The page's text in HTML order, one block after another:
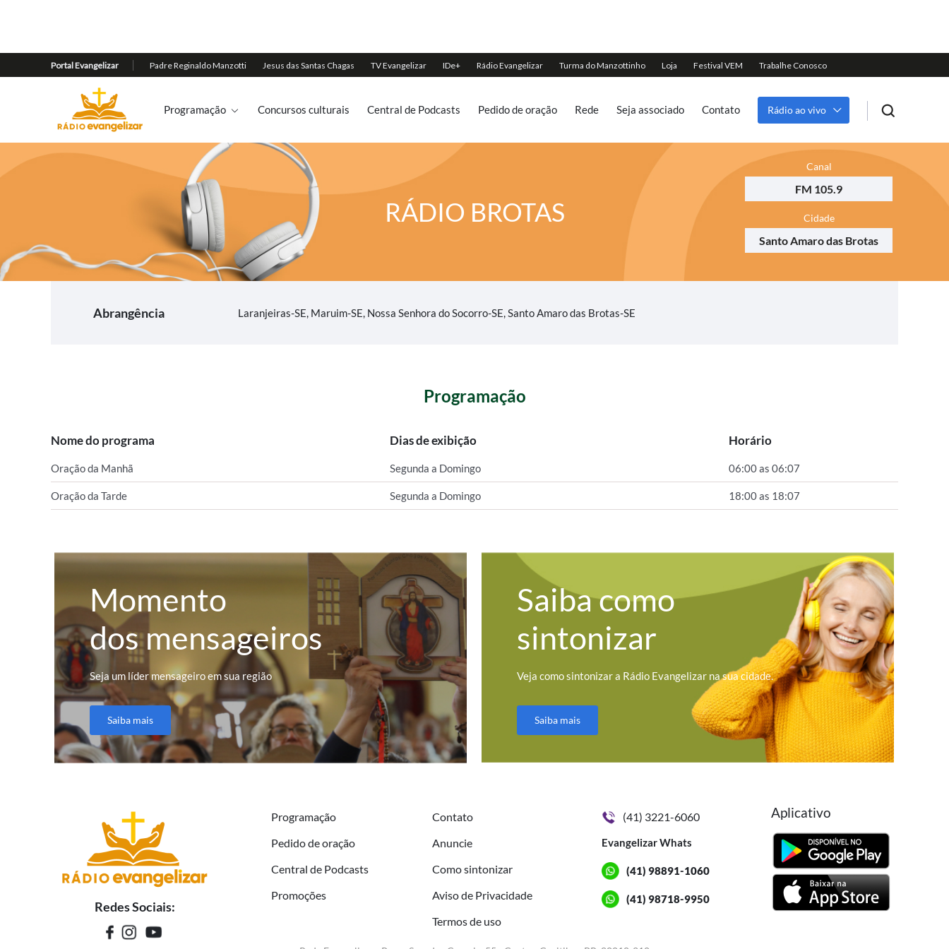
Programação Concursos culturais Central de Podcasts Pedido de oração Rede Seja associado Contato Rádio ao vivo
RÁDIO BROTAS
Canal
FM 105.9
Cidade
Santo Amaro das Brotas
Abrangência Laranjeiras-SE, Maruim-SE, Nossa Senhora do Socorro-SE, Santo Amaro das Brotas-SE
Programação
Nome do programa Dias de exibição Horário
Oração da Manhã Segunda a Domingo 06:00 as 06:07
Oração da Tarde Segunda a Domingo 18:00 as 18:07
Momento
dos mensageiros
Seja um líder mensageiro em sua região
Saiba mais
Saiba como
sintonizar
Veja como sintonizar a Rádio Evangelizar na sua cidade.
Saiba mais
Redes Sociais:
Programação
Pedido de oração
Central de Podcasts
Promoções
Contato
Anuncie
Como sintonizar
Aviso de Privacidade
Termos de uso
(41) 3221-6060
Evangelizar Whats
(41) 98891-1060
(41) 98718-9950
Aplicativo